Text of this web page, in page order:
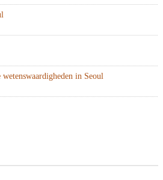
wetenswaardigheden in Seoul